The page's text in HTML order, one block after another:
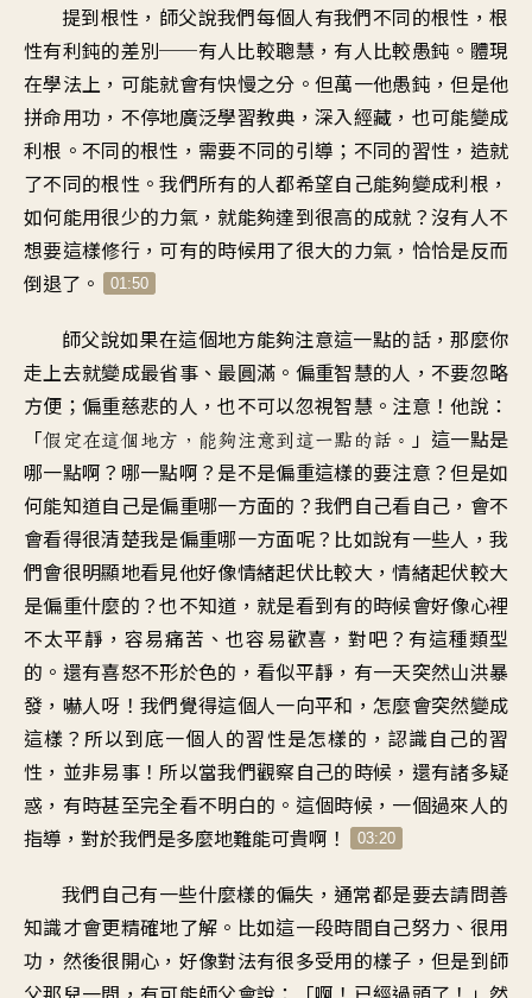
提到根性，師父說我們每個人有我們不同的根性，根
性有利鈍的差別──有人比較聰慧，有人比較愚鈍。體現
在學法上，可能就會有快慢之分。但萬一他愚鈍，但是他
拼命用功，不停地廣泛學習教典，深入經藏，也可能變成
利根。不同的根性，需要不同的引導；不同的習性，造就
了不同的根性。我們所有的人都希望自己能夠變成利根，
如何能用很少的力氣，就能夠達到很高的成就？沒有人不
想要這樣修行，可有的時候用了很大的力氣，恰恰是反而
倒退了。
01:50
師父說如果在這個地方能夠注意這一點的話，那麼你
走上去就變成最省事、最圓滿。偏重智慧的人，不要忽略
方便；偏重慈悲的人，也不可以忽視智慧。注意！他說：
「假定在這個地方，能夠注意到這一點的話。
」這一點是
哪一點啊？哪一點啊？是不是偏重這樣的要注意？但是如
何能知道自己是偏重哪一方面的？我們自己看自己，會不
會看得很清楚我是偏重哪一方面呢？比如說有一些人，我
們會很明顯地看見他好像情緒起伏比較大，情緒起伏較大
是偏重什麼的？也不知道，就是看到有的時候會好像心裡
不太平靜，容易痛苦、也容易歡喜，對吧？有這種類型
的。還有喜怒不形於色的，看似平靜，有一天突然山洪暴
發，嚇人呀！我們覺得這個人一向平和，怎麼會突然變成
這樣？所以到底一個人的習性是怎樣的，認識自己的習
性，並非易事！所以當我們觀察自己的時候，還有諸多疑
惑，有時甚至完全看不明白的。這個時候，一個過來人的
指導，對於我們是多麼地難能可貴啊！
03:20
我們自己有一些什麼樣的偏失，通常都是要去請問善
知識才會更精確地了解。比如這一段時間自己努力、很用
功，然後很開心，好像對法有很多受用的樣子，但是到師